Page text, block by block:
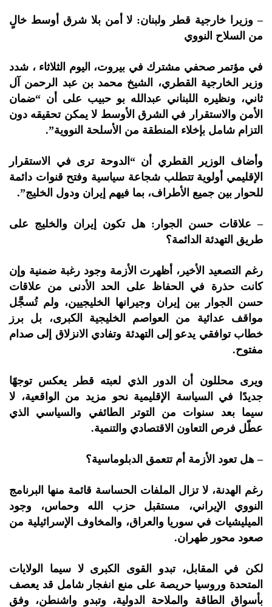
–وزيرا خارجية قطر ولبنان: لا أمن بلا شرق أوسط خالٍ
من السلاح النووي
في مؤتمر صحفي مشترك في بيروت، اليوم الثلاثاء ، شدد
وزير الخارجية القطري، الشيخ محمد بن عبد الرحمن آل
ثاني، ونظيره اللبناني عبدالله بو حبيب على أن “ضمان
الأمن والاستقرار في الشرق الأوسط لا يمكن تحقيقه دون
التزام شامل بإخلاء المنطقة من الأسلحة النووية”.
وأضاف الوزير القطري أن “الدوحة ترى في الاستقرار
الإقليمي أولوية تتطلب شجاعة سياسية وفتح قنوات دائمة
للحوار بين جميع الأطراف، بما فيهم إيران ودول الخليج”.
– علاقات حسن الجوار: هل تكون إيران والخليج على
طريق التهدئة الدائمة؟
رغم التصعيد الأخير، أظهرت الأزمة وجود رغبة ضمنية وإن
كانت حذرة في الحفاظ على الحد الأدنى من علاقات
حسن الجوار بين إيران وجيرانها الخليجيين، ولم تُسجَّل
مواقف عدائية من العواصم الخليجية الكبرى، بل برز
خطاب توافقي يدعو إلى التهدئة وتفادي الانزلاق إلى صدام
مفتوح.
ويرى محللون أن الدور الذي لعبته قطر يعكس توجهًا
جديدًا في السياسة الإقليمية نحو مزيد من الواقعية، لا
سيما بعد سنوات من التوتر الطائفي والسياسي الذي
عطّل فرص التعاون الاقتصادي والتنمية.
– هل تعود الأزمة أم تتعمق الدبلوماسية؟
رغم الهدنة، لا تزال الملفات الحساسة قائمة منها البرنامج
النووي الإيراني، مستقبل حزب الله وحماس، وجود
الميليشيات في سوريا والعراق، والمخاوف الإسرائيلية من
صعود محور طهران.
لكن في المقابل، تبدو القوى الكبرى لا سيما الولايات
المتحدة وروسيا حريصة على منع انفجار شامل قد يعصف
بأسواق الطاقة والملاحة الدولية، وتبدو واشنطن، وفق